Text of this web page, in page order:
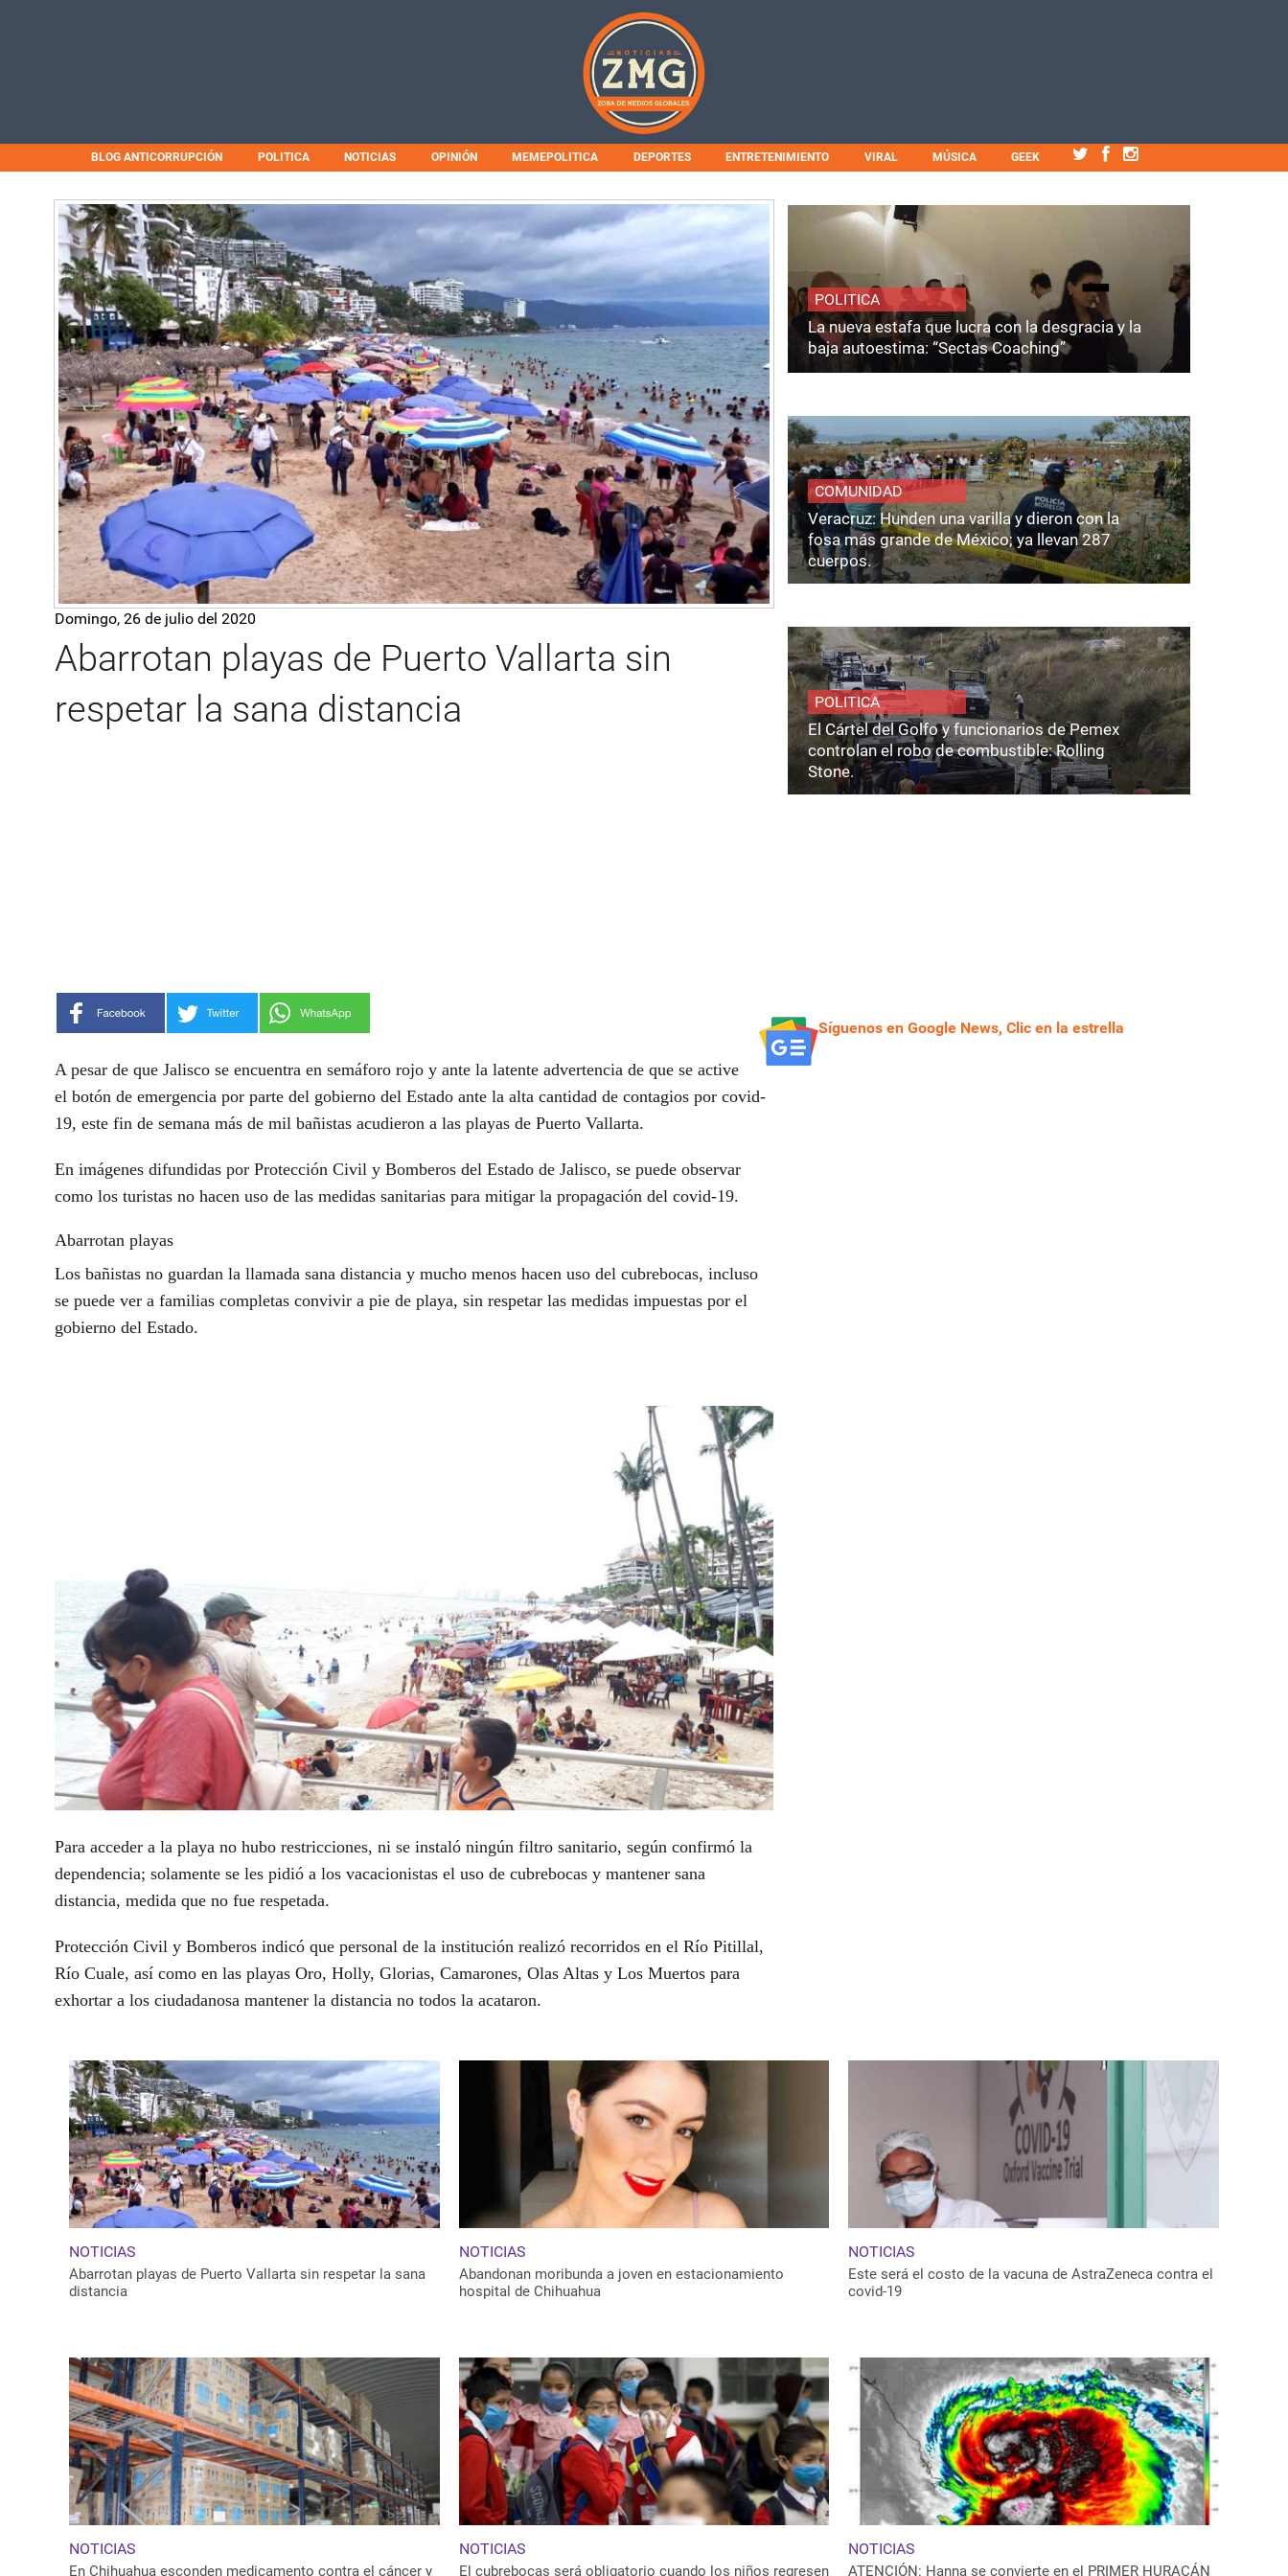
BLOG ANTICORRUPCIÓN POLITICA NOTICIAS OPINIÓN MEMEPOLITICA DEPORTES ENTRETENIMIENTO VIRAL MÚSICA GEEK
Domingo, 26 de julio del 2020
Abarrotan playas de Puerto Vallarta sin
respetar la sana distancia
A pesar de que Jalisco se encuentra ensemáforo rojo y ante la latente advertencia de que se active
elbotón de emergencia por parte del gobierno del Estado ante la alta cantidad decontagios por covid-
19, este fin de semana más de mil bañistas acudieron a lasplayas dePuerto Vallarta.
En imágenes difundidas porProtección Civil y Bomberos del Estado de Jalisco, se puede observar
como los turistas no hacen uso de las medidas sanitarias para mitigar la propagación del covid-19.
Abarrotan playas
Los bañistas no guardan la llamadasana distancia y mucho menos hacen uso delcubrebocas, incluso
se puede ver a familias completas convivir a pie de playa, sin respetar las medidas impuestas por el
gobierno del Estado.
Para acceder a la playa no hubo restricciones, ni se instaló ningúnfiltro sanitario, según confirmó la
dependencia; solamente se les pidió a losvacacionistasel uso de cubrebocas y mantener sana
distancia, medida que no fue respetada.
Protección Civil y Bomberos indicó que personal de la institución realizó recorridos en el Río Pitillal,
Río Cuale, así como en las playas Oro, Holly, Glorias, Camarones, Olas Altas y Los Muertos para
exhortar a los ciudadanosa mantener la distancia no todos la acataron.
POLITICA
La nueva estafa que lucra con la desgracia y la
baja autoestima: “Sectas Coaching”
COMUNIDAD
Veracruz: Hunden una varilla y dieron con la
fosa más grande de México; ya llevan 287
cuerpos.
POLITICA
El Cártel del Golfo y funcionarios de Pemex
controlan el robo de combustible: Rolling
Stone.
Síguenos en Google News, Clic en la estrella
NOTICIAS
Abarrotan playas de Puerto Vallarta sin respetar la sana
distancia
NOTICIAS
Abandonan moribunda a joven en estacionamiento
hospital de Chihuahua
NOTICIAS
Este será el costo de la vacuna de AstraZeneca contra el
covid-19
NOTICIAS
En Chihuahua esconden medicamento contra el cáncer y
NOTICIAS
El cubrebocas será obligatorio cuando los niños regresen
NOTICIAS
ATENCIÓN: Hanna se convierte en el PRIMER HURACÁN